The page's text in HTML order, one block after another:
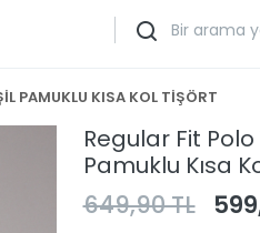
PAMUKLU KISA KOL TİŞÖRT
Regular Fit
Pamuklu Kısa
649,90 TL